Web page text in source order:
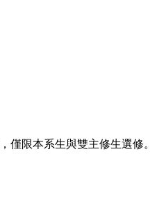
僅限本系生與雙主修生選修。